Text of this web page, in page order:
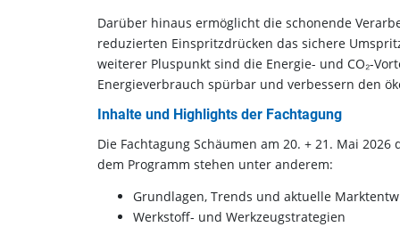
Darüber hinaus ermöglicht die schonende
reduzierten Einspritzdrücken das sichere
weiterer Pluspunkt sind die Energie- und CO₂-
Energieverbrauch spürbar und verbessern den
Inhalte und Highlights der Fachtagung
Die Fachtagung Schäumen am 20. + 21. Mai
dem Programm stehen unter anderem:
Grundlagen, Trends und aktuelle
Werkstoff- und Werkzeugstrategien